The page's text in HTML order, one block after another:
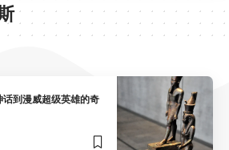
到漫威超级英雄的奇